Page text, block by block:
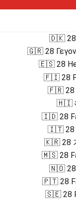
🇩🇰 28
🇬🇷 28
🇪🇸 28
🇫🇮 28
🇫🇷 28
🇭🇮
🇮🇩 28
🇮🇹 28
🇰🇷 28
🇲🇸 28
🇳🇴 28
🇵🇹 28
🇸🇪 28